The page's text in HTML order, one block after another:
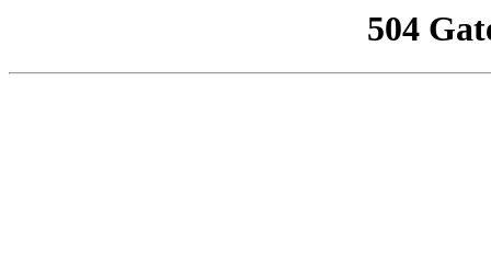
504